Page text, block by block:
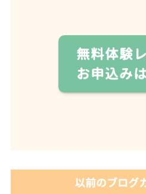
無料体験
お申込み
以前のブログ